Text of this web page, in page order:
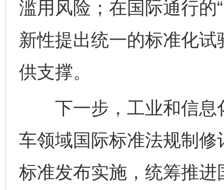
滥用风险；在国际通行的
新性提出统一的标准化
供支撑。
下一步，工业和信息
车领域国际标准法规制
标准发布实施，统筹推